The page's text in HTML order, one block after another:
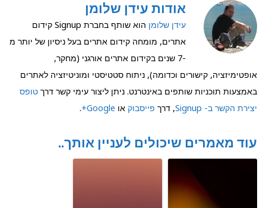
אודות עידן שלומן
עידן שלומן
הוא שותף בחברת Signup קידום
אתרים, מומחה קידום אתרים בעל ניסיון של יותר מ
-7 שנים בקידום אתרים אורגני (מחקר,
אופטימיזציה, קישורים וכדומה), ניתוח סטטיסטי ומוניטיזציה לאתרים
באמצעות תוכניות שותפים באינטרנט. ניתן ליצור עימי קשר דרך טופס
יצירת הקשר ב- Signup
, דרך פייסבוק או Google+
.
עוד מאמרים שיכולים לעניין אותך..